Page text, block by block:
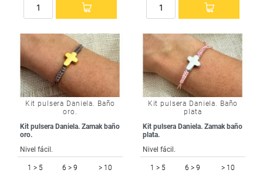
Kit pulsera Daniela. Baño
oro.
Kit pulsera Daniela. Zamak baño
oro.
Nivel fácil.
1 > 5
6 > 9
> 10
Kit pulsera Daniela. Baño
plata
Kit pulsera Daniela. Zamak baño
plata.
Nivel fácil.
1 > 5
6 > 9
> 10